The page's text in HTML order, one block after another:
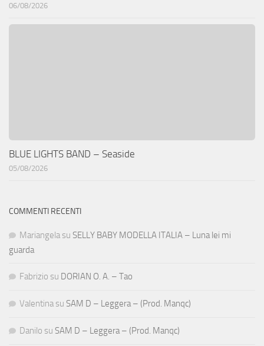
06/08/2026
BLUE LIGHTS BAND – Seaside
05/08/2026
COMMENTI RECENTI
Mariangela su SELLY BABY MODELLA ITALIA – Luna lei mi
guarda
Fabrizio su DORIAN O. A. – Tao
Valentina su SAM D – Leggera – (Prod. Manqc)
Danilo su SAM D – Leggera – (Prod. Manqc)